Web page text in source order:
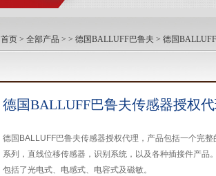
首页 > 全部产品 > > 德国BALLUFF巴鲁夫 > 德国
德国BALLUFF巴鲁夫传感器授权
德国BALLUFF巴鲁夫传感器授权代理，产品包括一个完整
系列，直线位移传感器，识别系统，以及各种插接件产品
包括了光电式、电感式、电容式及磁敏。